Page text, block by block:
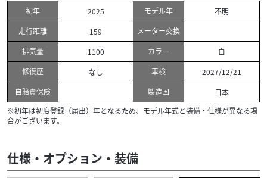
初年 2025 モデル年
不明
走行距離
159
メーター交換
排気量
1100 カラー
白
修復歴
なし 車検
2027/12/21
自賠責保険
製造国
日本
※初年は初度登録（届出）年となるため、モデル年式と装備・仕様が異なる場
合がございます。
仕様・オプション・装備